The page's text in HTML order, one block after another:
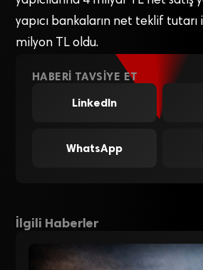
yapıcı bankaların net teklif tutarı
milyon TL oldu.
HABERI TAVSIYE ET
LinkedIn
WhatsApp
İlgili Haberler